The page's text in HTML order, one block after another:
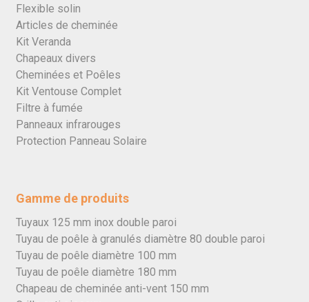
Flexible solin
Articles de cheminée
Kit Veranda
Chapeaux divers
Cheminées et Poêles
Kit Ventouse Complet
Filtre à fumée
Panneaux infrarouges
Protection Panneau Solaire
Gamme de produits
Tuyaux 125 mm inox double paroi
Tuyau de poêle à granulés diamètre 80 double paroi
Tuyau de poêle diamètre 100 mm
Tuyau de poêle diamètre 180 mm
Chapeau de cheminée anti-vent 150 mm